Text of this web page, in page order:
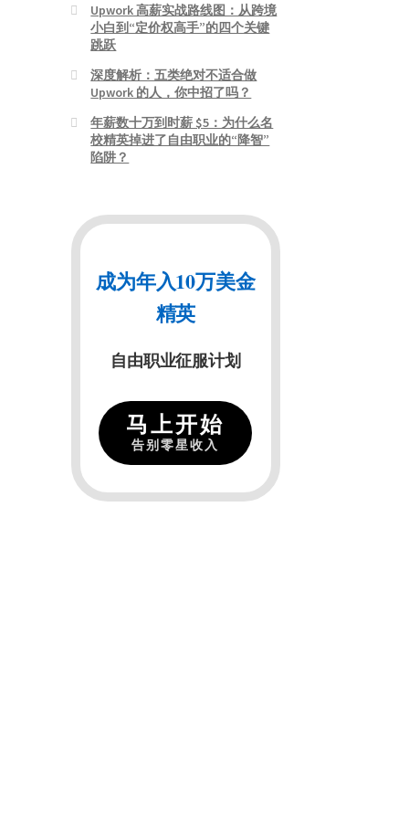
Upwork 高薪实战路线图：从跨境
小白到“定价权高手”的四个关键
跳跃
深度解析：五类绝对不适合做
Upwork 的人，你中招了吗？
年薪数十万到时薪 $5：为什么名
校精英掉进了自由职业的“降智”
陷阱？
成为年入10万美金
精英
自由职业征服计划
马上开始
告别零星收入